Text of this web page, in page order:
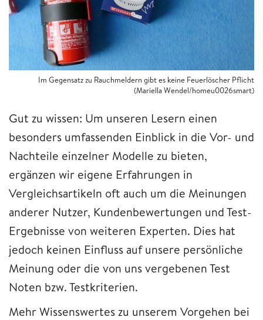
Im Gegensatz zu Rauchmeldern gibt es keine Feuerlöscher Pflicht
(Mariella Wendel/homeu0026smart)
Gut zu wissen: Um unseren Lesern einen
besonders umfassenden Einblick in die Vor- und
Nachteile einzelner Modelle zu bieten,
ergänzen wir eigene Erfahrungen in
Vergleichsartikeln oft auch um die Meinungen
anderer Nutzer, Kundenbewertungen und Test-
Ergebnisse von weiteren Experten. Dies hat
jedoch keinen Einfluss auf unsere persönliche
Meinung oder die von uns vergebenen Test
Noten bzw. Testkriterien.
Mehr Wissenswertes zu unserem Vorgehen bei